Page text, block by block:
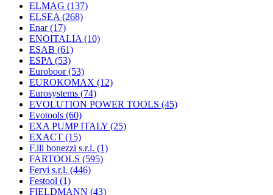
ELMAG (137)
ELSEA (268)
Enar(17)
ENOITALIA (10)
ESAB (61)
ESPA (53)
Euroboor(53)
EUROKOMAX (12)
Eurosystems (74)
EVOLUTION POWER TOOLS (45)
Evotools (60)
EXA PUMP ITALY (25)
EXACT (15)
F.lli bonezzi s.r.l. (1)
FARTOOLS (595)
Fervi s.r.l. (446)
Festool (1)
FIELDMANN (43)